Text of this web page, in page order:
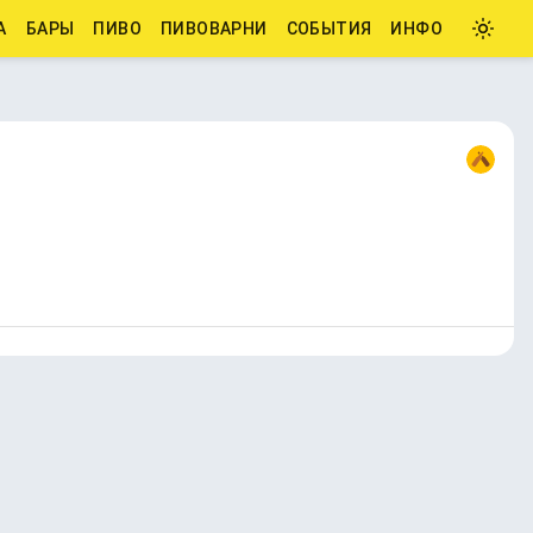
БАРЫ ПИВО ПИВОВАРНИ СОБЫТИЯ ИНФО